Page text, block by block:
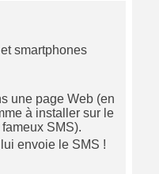
smartphones
une page Web (en
à installer sur le
SMS).
envoie le SMS !